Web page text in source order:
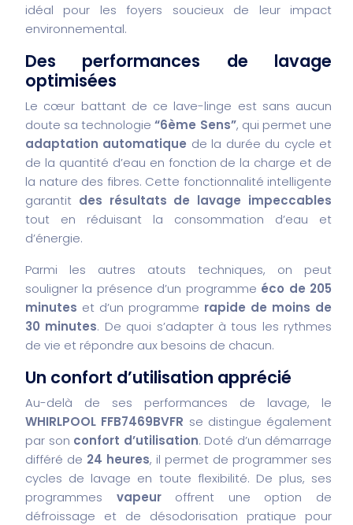
idéal pour les foyers soucieux de leur impact
environnemental.
Des performances de lavage
optimisées
Le cœur battant de ce lave-linge est sans aucun
doute sa technologie“6ème Sens”, qui permet une
adaptation automatique de la durée du cycle et
de la quantité d’eau en fonction de la charge et de
la nature des fibres. Cette fonctionnalité intelligente
garantit des résultats de lavage impeccables
tout en réduisant la consommation d’eau et
d’énergie.
Parmi les autres atouts techniques, on peut
souligner la présence d’un programme éco de 205
minutes et d’un programme rapide de moins de
30 minutes. De quoi s’adapter à tous les rythmes
de vie et répondre aux besoins de chacun.
Un confort d’utilisation apprécié
Au-delà de ses performances de lavage, le
WHIRLPOOL FFB7469BVFR se distingue également
par son confort d’utilisation. Doté d’un démarrage
différé de 24 heures, il permet de programmer ses
cycles de lavage en toute flexibilité. De plus, ses
programmes vapeuroffrent une option de
défroissage et de désodorisation pratique pour